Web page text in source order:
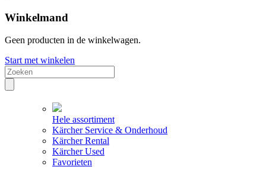
Winkelmand
Geen producten in de winkelwagen.
Start met winkelen
Hele assortiment
Kärcher Service & Onderhoud
Kärcher Rental
Kärcher Used
Favorieten